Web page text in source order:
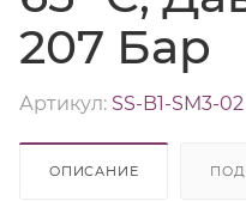
207 Бар
Артикул: SS-B1-SM3-02
ОПИСАНИЕ